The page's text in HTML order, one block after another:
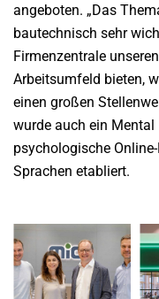
angeboten. „Das
bautechnisch sehr
Firmenzentrale
Arbeitsumfeld bieten,
einen großen
wurde auch ein
psychologische
Sprachen etabliert.